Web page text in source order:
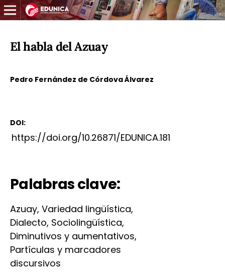
El habla del Azuay
Pedro Fernández de Córdova Álvarez
DOI:
https://doi.org/10.26871/EDUNICA.181
Palabras clave:
Azuay, Variedad lingüística,
Dialecto, Sociolingüística,
Diminutivos y aumentativos,
Partículas y marcadores
discursivos